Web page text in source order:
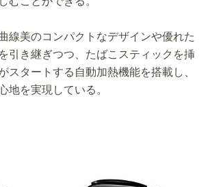
線美のコンパクトなデザインや優れた
引き継ぎつつ、たばこスティックを挿
スタートする自動加熱機能を搭載し、
地を実現している。